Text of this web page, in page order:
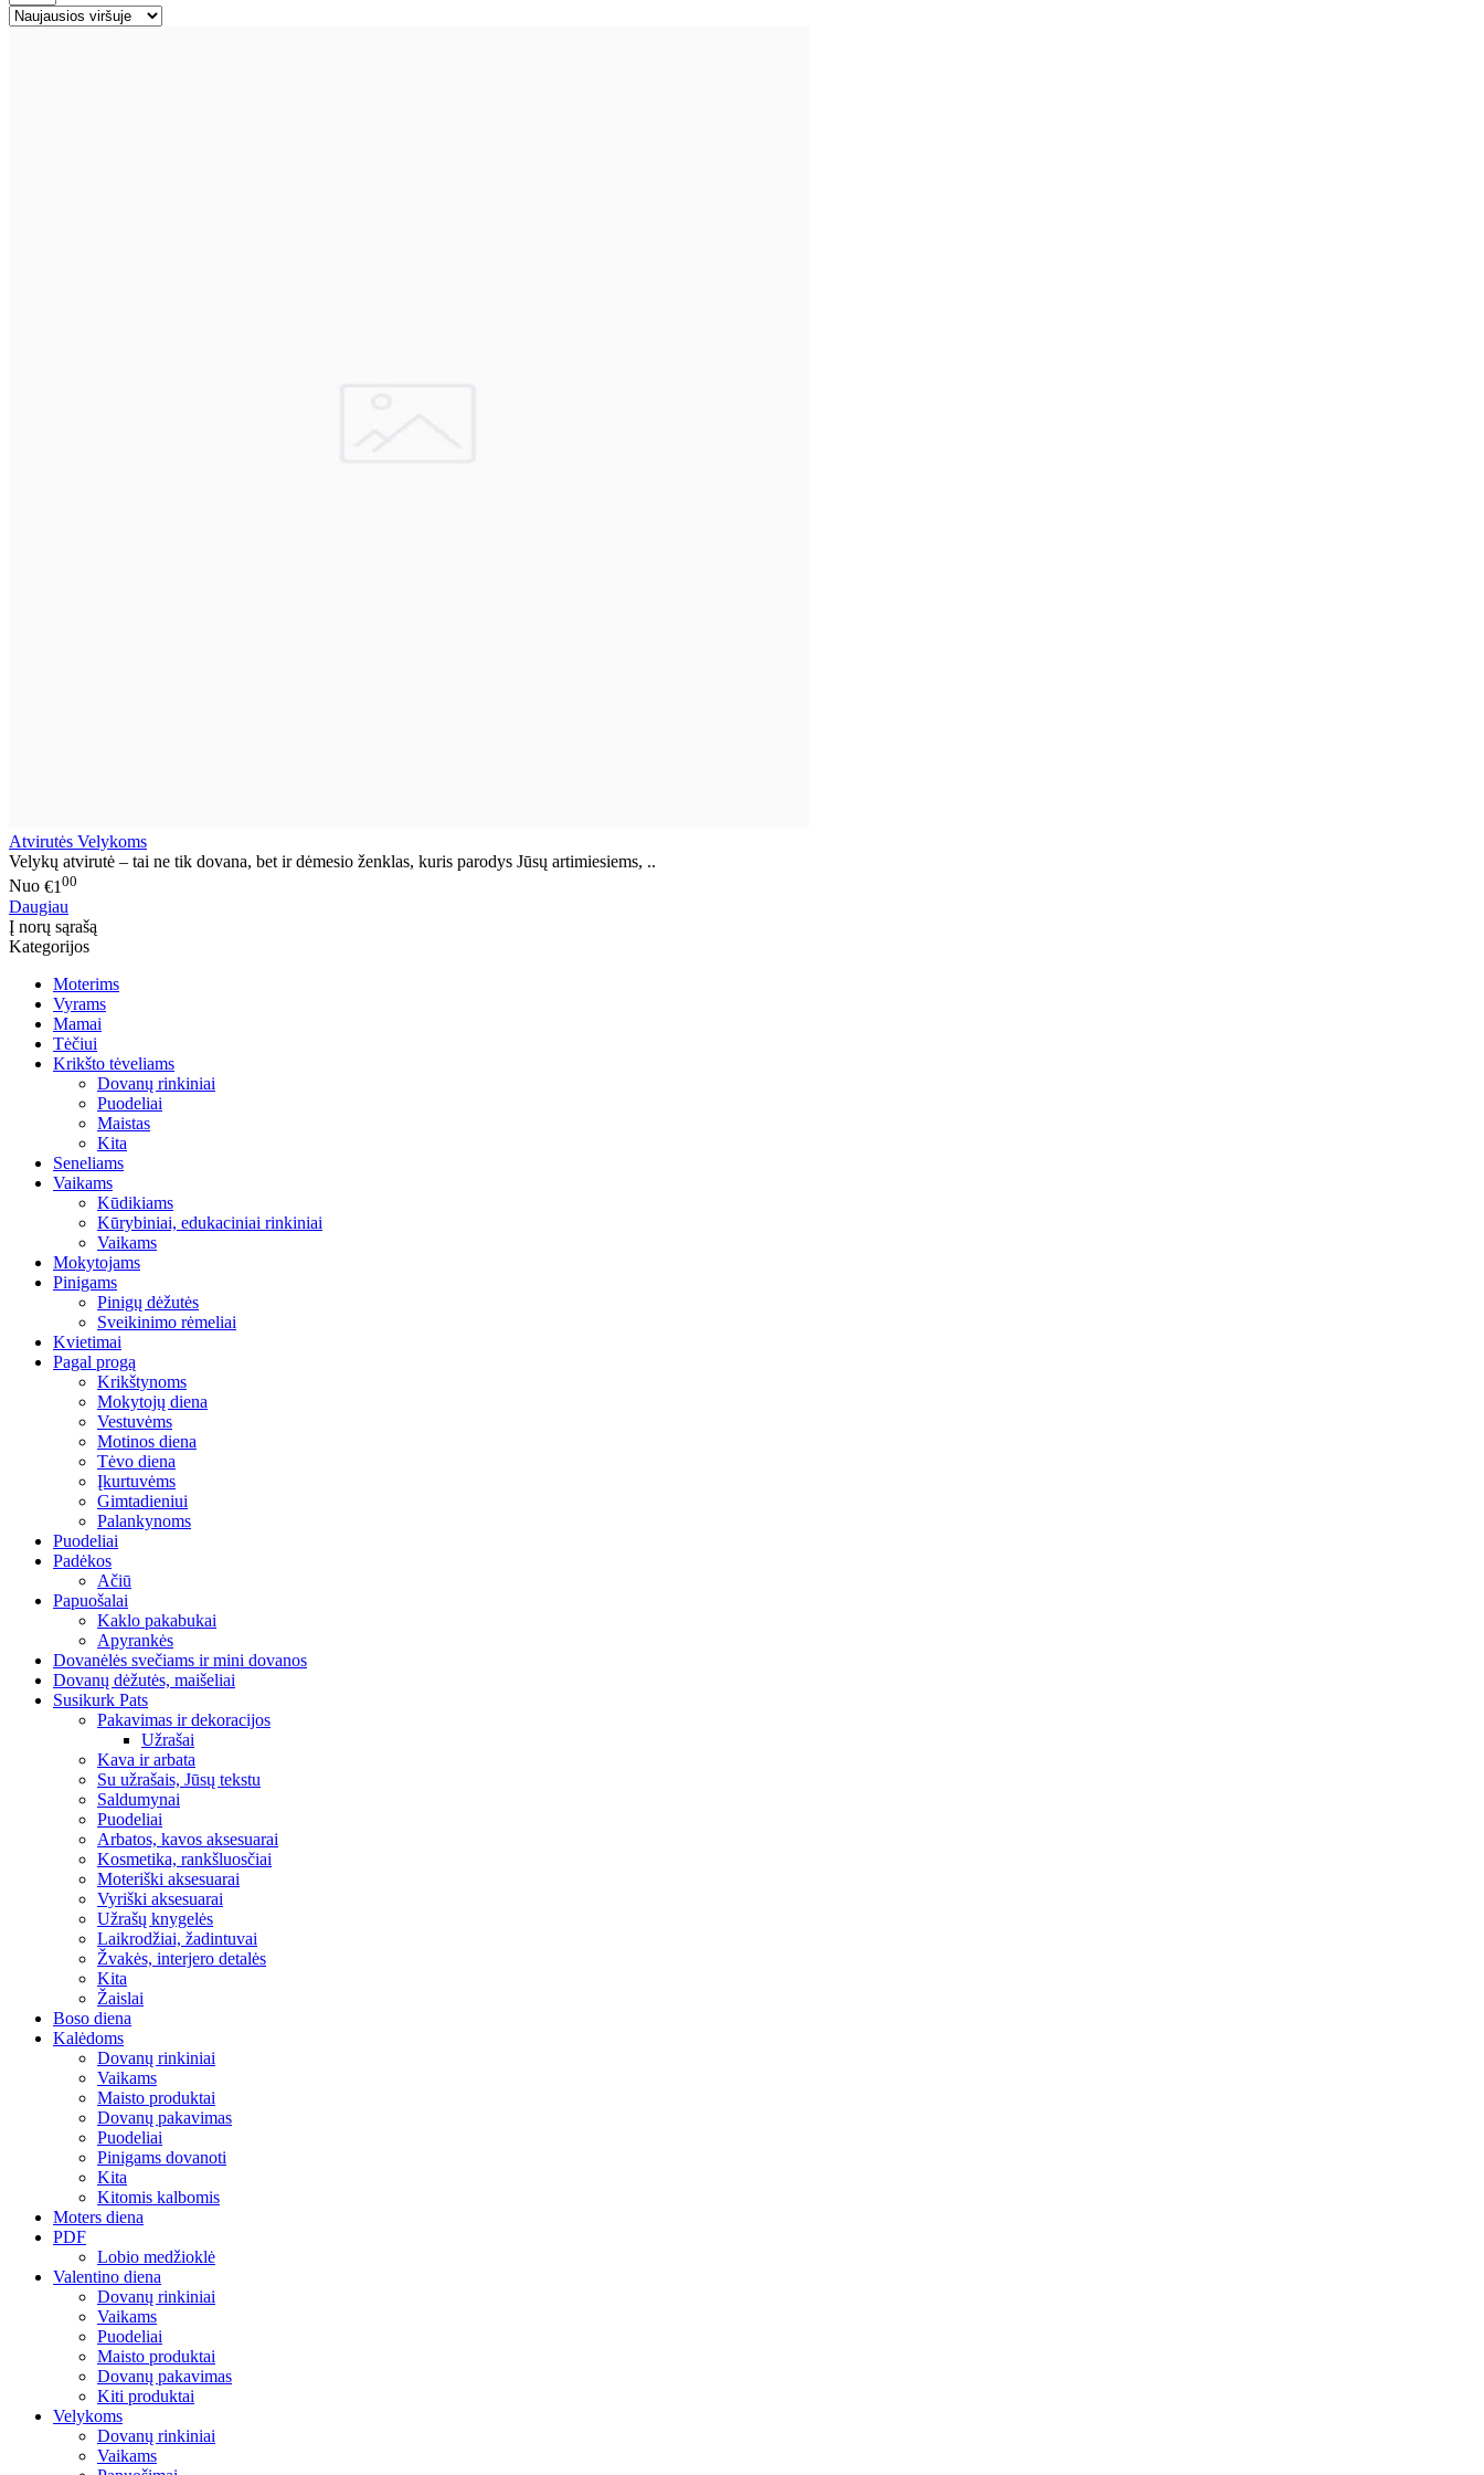
Atvirutės Velykoms
Velykų atvirutė – tai ne tik dovana, bet ir dėmesio ženklas, kuris parodys Jūsų artimiesiems, ..
Nuo €1 00
Daugiau
Į norų sąrašą
Kategorijos
Moterims
Vyrams
Mamai
Tėčiui
Krikšto tėveliams
Dovanų rinkiniai
Puodeliai
Maistas
Kita
Seneliams
Vaikams
Kūdikiams
Kūrybiniai, edukaciniai rinkiniai
Vaikams
Mokytojams
Pinigams
Pinigų dėžutės
Sveikinimo rėmeliai
Kvietimai
Pagal progą
Krikštynoms
Mokytojų diena
Vestuvėms
Motinos diena
Tėvo diena
Įkurtuvėms
Gimtadieniui
Palankynoms
Puodeliai
Padėkos
Ačiū
Papuošalai
Kaklo pakabukai
Apyrankės
Dovanėlės svečiams ir mini dovanos
Dovanų dėžutės, maišeliai
Susikurk Pats
Pakavimas ir dekoracijos
Užrašai
Kava ir arbata
Su užrašais, Jūsų tekstu
Saldumynai
Puodeliai
Arbatos, kavos aksesuarai
Kosmetika, rankšluosčiai
Moteriški aksesuarai
Vyriški aksesuarai
Užrašų knygelės
Laikrodžiai, žadintuvai
Žvakės, interjero detalės
Kita
Žaislai
Boso diena
Kalėdoms
Dovanų rinkiniai
Vaikams
Maisto produktai
Dovanų pakavimas
Puodeliai
Pinigams dovanoti
Kita
Kitomis kalbomis
Moters diena
PDF
Lobio medžioklė
Valentino diena
Dovanų rinkiniai
Vaikams
Puodeliai
Maisto produktai
Dovanų pakavimas
Kiti produktai
Velykoms
Dovanų rinkiniai
Vaikams